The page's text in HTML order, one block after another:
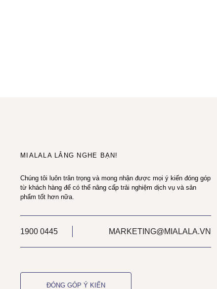
MIALALA LẮNG NGHE BẠN!
Chúng tôi luôn trân trọng và mong nhận được mọi ý kiến đóng góp
từ khách hàng để có thể nâng cấp trải nghiệm dịch vụ và sản
phẩm tốt hơn nữa.
1900 0445 MARKETING@MIALALA.VN
ĐÓNG GÓP Ý KIẾN